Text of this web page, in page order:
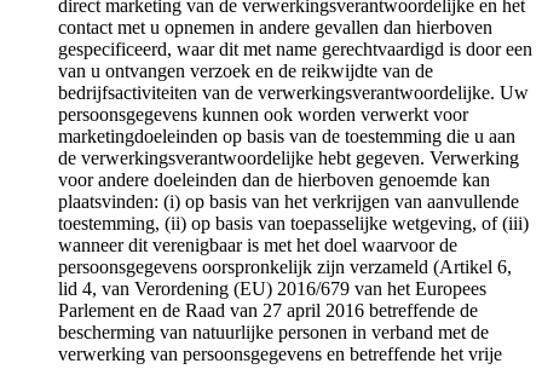
direct marketing van de verwerkingsverantwoordelijke en het
contact met u opnemen in andere gevallen dan hierboven
gespecificeerd, waar dit met name gerechtvaardigd is door een
van u ontvangen verzoek en de reikwijdte van de
bedrijfsactiviteiten van de verwerkingsverantwoordelijke. Uw
persoonsgegevens kunnen ook worden verwerkt voor
marketingdoeleinden op basis van de toestemming die u aan
de verwerkingsverantwoordelijke hebt gegeven. Verwerking
voor andere doeleinden dan de hierboven genoemde kan
plaatsvinden: (i) op basis van het verkrijgen van aanvullende
toestemming, (ii) op basis van toepasselijke wetgeving, of (iii)
wanneer dit verenigbaar is met het doel waarvoor de
persoonsgegevens oorspronkelijk zijn verzameld (Artikel 6,
lid 4, van Verordening (EU) 2016/679 van het Europees
Parlement en de Raad van 27 april 2016 betreffende de
bescherming van natuurlijke personen in verband met de
verwerking van persoonsgegevens en betreffende het vrije